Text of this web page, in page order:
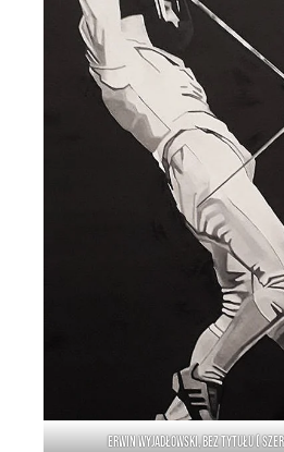
Erwin Wyjadłowski, bez tytułu (